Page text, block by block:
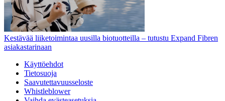
Kestävää liiketoimintaa uusilla biotuotteilla – tutustu Expand Fibren
asiakastarinaan
Käyttöehdot
Tietosuoja
Saavutettavuusseloste
Whistleblower